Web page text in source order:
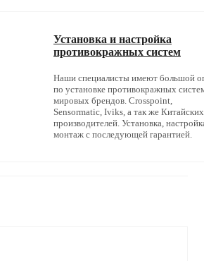
Установка и настройка
противокражных систем
Наши специалисты имеют большой
по установке противокражных
мировых брендов. Crosspoint,
Sensormatic, Iviks, а так же Китайских
производителей. Установка,
монтаж с последующей гарантией.